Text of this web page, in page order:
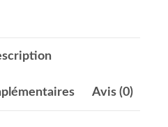
Avis (0)